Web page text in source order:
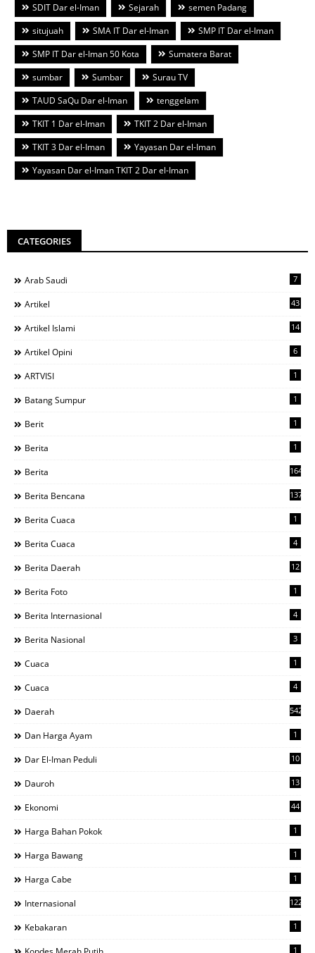
SDIT Dar el-Iman
Sejarah
semen Padang
situjuah
SMA IT Dar el-Iman
SMP IT Dar el-Iman
SMP IT Dar el-Iman 50 Kota
Sumatera Barat
sumbar
Sumbar
Surau TV
TAUD SaQu Dar el-Iman
tenggelam
TKIT 1 Dar el-Iman
TKIT 2 Dar el-Iman
TKIT 3 Dar el-Iman
Yayasan Dar el-Iman
Yayasan Dar el-Iman TKIT 2 Dar el-Iman
CATEGORIES
Arab Saudi 7
Artikel 43
Artikel Islami 14
Artikel Opini 6
ARTVISI 1
Batang Sumpur 1
Berit 1
Berita 1
Berita 1644
Berita Bencana 137
Berita Cuaca 1
Berita Cuaca 4
Berita Daerah 12
Berita Foto 1
Berita Internasional 4
Berita Nasional 3
Cuaca 1
Cuaca 4
Daerah 542
Dan Harga Ayam 1
Dar El-Iman Peduli 10
Dauroh 13
Ekonomi 44
Harga Bahan Pokok 1
Harga Bawang 1
Harga Cabe 1
Internasional 122
Kebakaran 1
1